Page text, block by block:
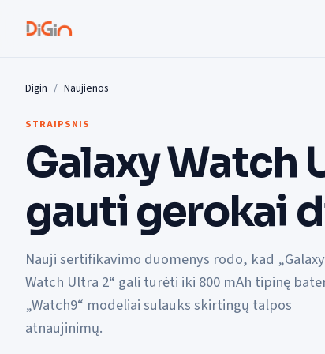
Digin Naujienos
STRAIPSNIS
Galaxy Watch
gauti gerokai
Nauji sertifikavimo duomenys rodo, kad „Galaxy
Watch Ultra 2“ gali turėti iki 800 mAh tipinę
„Watch9“ modeliai sulauks skirtingų talpos
atnaujinimų.